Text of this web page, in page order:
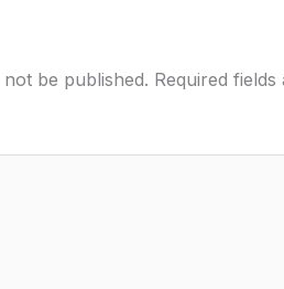
be published. Required fields